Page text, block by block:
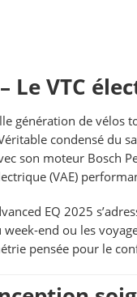
– Le VTC
génération de vélos
condensé du
son moteur Bosch
(VAE)
EQ 2025
end ou les
pensée pour le